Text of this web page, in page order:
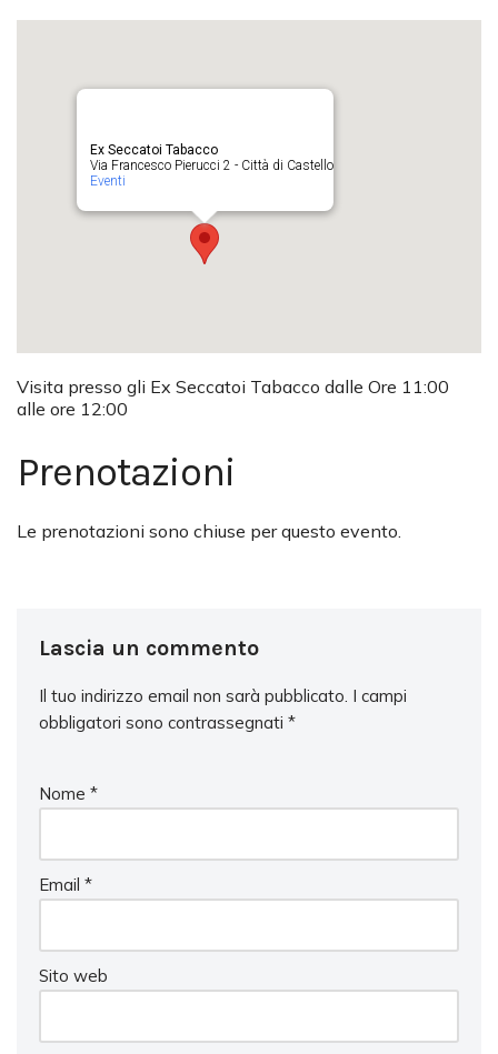
Ex Seccatoi Tabacco
Via Francesco Pierucci 2 - Città di Castello
Eventi
Visita presso gli Ex Seccatoi Tabacco dalle Ore 11:00
alle ore 12:00
Prenotazioni
Le prenotazioni sono chiuse per questo evento.
Lascia un commento
Il tuo indirizzo email non sarà pubblicato. I campi
obbligatori sono contrassegnati *
Nome *
Email *
Sito web